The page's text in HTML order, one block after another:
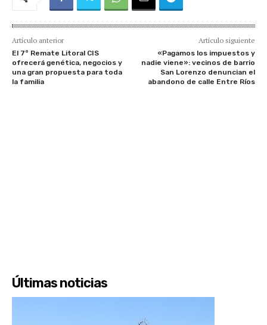
Artículo anterior
El 7° Remate Litoral CIS
ofrecerá genética, negocios y
una gran propuesta para toda
la familia
Artículo siguiente
«Pagamos los impuestos y
nadie viene»: vecinos de barrio
San Lorenzo denuncian el
abandono de calle Entre Ríos
Últimas noticias